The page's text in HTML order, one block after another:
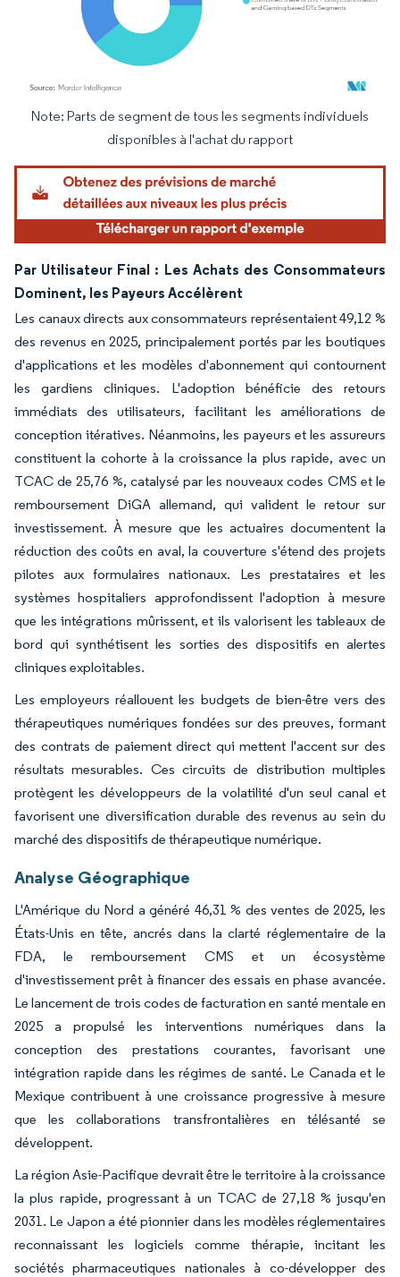
Image © Mordor Intelligence. La réutilisation nécessite une attribution sous CC BY
Note: Parts de segment de tous les segments individuels
disponibles à l'achat du rapport
Par Utilisateur Final : Les Achats des Consommateurs
Dominent, les Payeurs Accélèrent
Les canaux directs aux consommateurs représentaient 49,12 %
des revenus en 2025, principalement portés par les boutiques
d'applications et les modèles d'abonnement qui contournent
les gardiens cliniques. L'adoption bénéficie des retours
immédiats des utilisateurs, facilitant les améliorations de
conception itératives. Néanmoins, les payeurs et les assureurs
constituent la cohorte à la croissance la plus rapide, avec un
TCAC de 25,76 %, catalysé par les nouveaux codes CMS et le
remboursement DiGA allemand, qui valident le retour sur
investissement. À mesure que les actuaires documentent la
réduction des coûts en aval, la couverture s'étend des projets
pilotes aux formulaires nationaux. Les prestataires et les
systèmes hospitaliers approfondissent l'adoption à mesure
que les intégrations mûrissent, et ils valorisent les tableaux de
bord qui synthétisent les sorties des dispositifs en alertes
cliniques exploitables.
Les employeurs réallouent les budgets de bien-être vers des
thérapeutiques numériques fondées sur des preuves, formant
des contrats de paiement direct qui mettent l'accent sur des
résultats mesurables. Ces circuits de distribution multiples
protègent les développeurs de la volatilité d'un seul canal et
favorisent une diversification durable des revenus au sein du
marché des dispositifs de thérapeutique numérique.
Analyse Géographique
L'Amérique du Nord a généré 46,31 % des ventes de 2025, les
États-Unis en tête, ancrés dans la clarté réglementaire de la
FDA, le remboursement CMS et un écosystème
d'investissement prêt à financer des essais en phase avancée.
Le lancement de trois codes de facturation en santé mentale en
2025 a propulsé les interventions numériques dans la
conception des prestations courantes, favorisant une
intégration rapide dans les régimes de santé. Le Canada et le
Mexique contribuent à une croissance progressive à mesure
que les collaborations transfrontalières en télésanté se
développent.
La région Asie-Pacifique devrait être le territoire à la croissance
la plus rapide, progressant à un TCAC de 27,18 % jusqu'en
2031. Le Japon a été pionnier dans les modèles réglementaires
reconnaissant les logiciels comme thérapie, incitant les
sociétés pharmaceutiques nationales à co-développer des